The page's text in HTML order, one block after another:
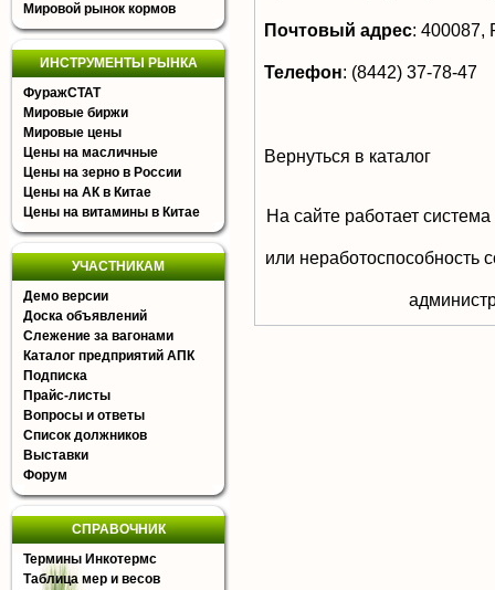
Мировой рынок кормов
ИНСТРУМЕНТЫ РЫНКА
ФуражСТАТ
Мировые биржи
Мировые цены
Цены на масличные
Цены на зерно в России
Цены на АК в Китае
Цены на витамины в Китае
УЧАСТНИКАМ
Демо версии
Доска объявлений
Слежение за вагонами
Каталог предприятий АПК
Подписка
Прайс-листы
Вопросы и ответы
Список должников
Выставки
Форум
СПРАВОЧНИК
Термины Инкотермс
Таблица мер и весов
Почтовый адрес: 400087,
Телефон: (8442) 37-78-47
Вернуться в каталог
На сайте работает
или неработоспособность